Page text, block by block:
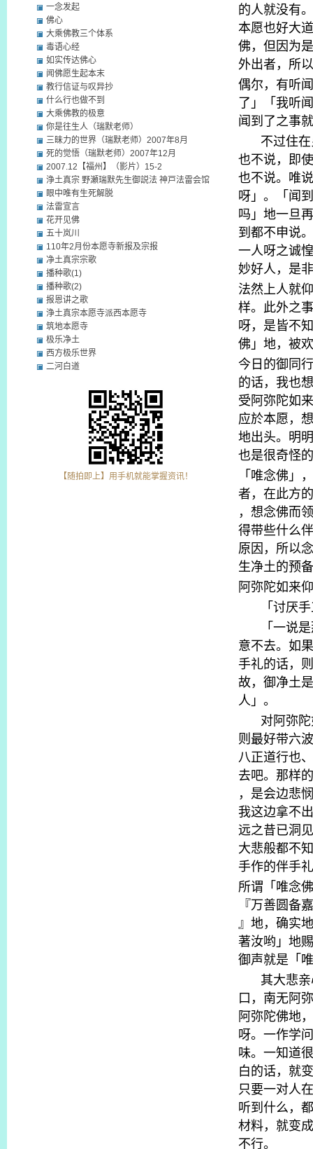
的人就没有
本愿也好大
佛，但因为
外出者，所
偶尔，有听
了」「我听
闻到了之事
不过住
也不说，即
也不说。唯
呀」。「闻
吗」地一旦
到都不申说
一人呀之诚
妙好人，是
法然上人就
样。此外之
呀，是皆不
佛」地，被
今日的御同
的话，我也
受阿弥陀如
应於本愿，
地出头。明
也是很奇怪
「唯念佛」
者，在此方
，想念佛而
得带些什么
原因，所以
生净土的预
阿弥陀如来
「讨厌
「一说
意不去。如
手礼的话，
故，御净土
人」。
对阿弥
则最好带六
八正道行也
去吧。那样
，是会边悲
我这边拿不
远之昔已洞
大悲般都不
手作的伴手
所谓「唯念
『万善圆备
』地，确实
著汝哟」地
御声就是「
其大悲
口，南无阿
阿弥陀佛地
呀。一作学
味。一知道
白的话，就
只要一对人
听到什么，
材料，就变
不行。
一念发起
佛心
大乘佛教三个体系
毒语心经
如实传达佛心
闻佛愿生起本末
教行信证与叹异抄
什么行也做不到
大乘佛教的极意
你是往生人（瑞默老师）
三昧力的世界（瑞默老师）2007年8月
死的觉悟（瑞默老师）2007年12月
2007.12【福州】（影片）15-2
浄土真宗 野瀬瑞默先生御説法 神戸法雷会馆
眼中唯有生死解脱
法雷宣言
花开见佛
五十岚川
110年2月份本愿寺新报及宗报
净土真宗宗歌
播种歌(1)
播种歌(2)
报恩讲之歌
浄土真宗本愿寺派西本愿寺
筑地本愿寺
极乐净土
西方极乐世界
二河白道
【随拍即上】用手机就能掌握资讯！